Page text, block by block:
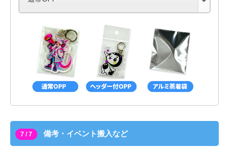
7 / 7 備考・イベント搬入など